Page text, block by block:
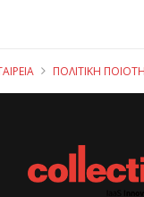
ΠΟΛΙΤΙΚΉ